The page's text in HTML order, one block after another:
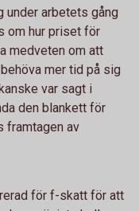
under arbetets gång
om hur priset för
medveten om att
mer tid på sig
var sagt i
den blankett för
framtagen av
för f-skatt för att